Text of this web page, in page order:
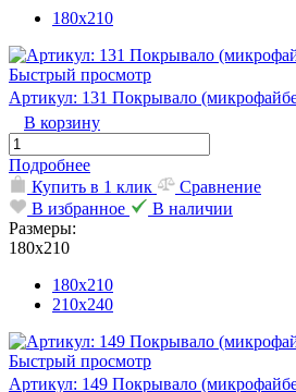
180х210
Быстрый просмотр
Артикул: 131 Покрывало
В корзину
Подробнее
Купить в 1 клик
Сравнение
В избранное
В наличии
Размеры:
180х210
180х210
210х240
Быстрый просмотр
Артикул: 149 Покрывало